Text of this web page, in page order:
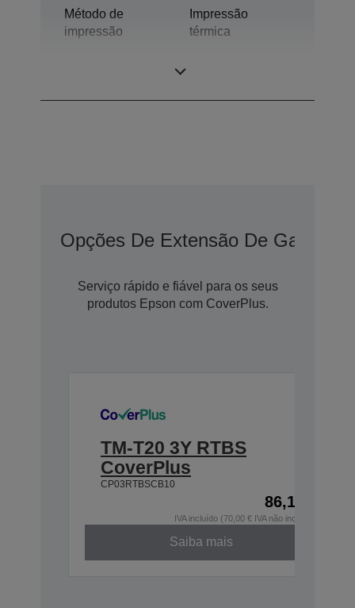
Método de
impressão
Impressão
térmica
Opções De Extensão De Garantia
Serviço rápido e fiável para os seus
produtos Epson com CoverPlus.
TM-T20 3Y RTBS
CoverPlus
CP03RTBSCB10
86,10 €
IVA incluído (70,00 € IVA não incluído)
Saiba mais